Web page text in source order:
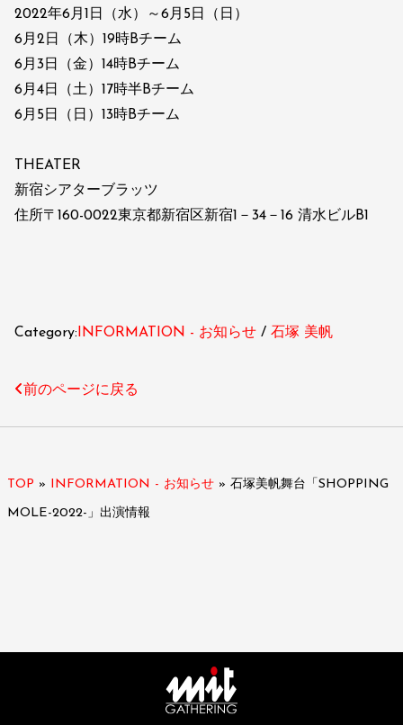
2022年6月1日（水）～6月5日（日）
6月2日（木）19時Bチーム
6月3日（金）14時Bチーム
6月4日（土）17時半Bチーム
6月5日（日）13時Bチーム
THEATER
新宿シアターブラッツ
住所〒160-0022東京都新宿区新宿1－34－16 清水ビルB1
Category: INFORMATION - お知らせ 石塚 美帆
前のページに戻る
TOP » INFORMATION - お知らせ » 石塚美帆舞台「SHOPPING
MOLE-2022-」出演情報